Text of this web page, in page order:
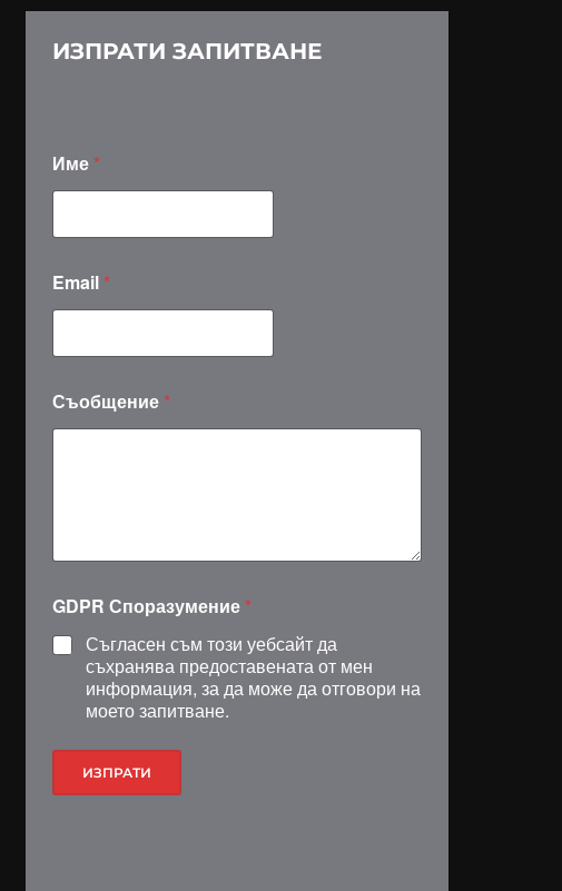
ИЗПРАТИ ЗАПИТВАНЕ
Име *
Email *
Съобщение *
D
P
R
GDPR Споразумение *
Съгласен съм този уебсайт да
съхранява предоставената от мен
информация, за да може да отговори на
моето запитване.
ИЗПРАТИ